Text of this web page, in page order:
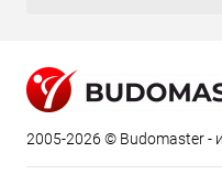
2005-2026 © Budomaster -